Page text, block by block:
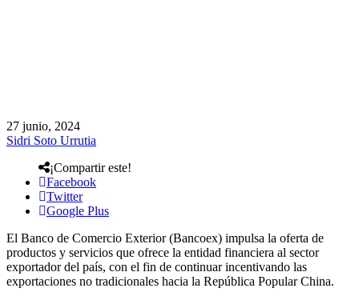
27 junio, 2024
Sidri Soto Urrutia
¡Compartir este!
Facebook
Twitter
Google Plus
El Banco de Comercio Exterior (Bancoex) impulsa la oferta de
productos y servicios que ofrece la entidad financiera al sector
exportador del país, con el fin de continuar incentivando las
exportaciones no tradicionales hacia la República Popular China.